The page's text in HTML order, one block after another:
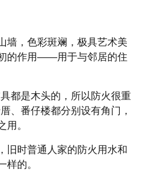
墙，色彩斑斓，极具艺术美
的作用——用于与邻居的住
都是木头的，所以防火很重
、番仔楼都分别设有角门，
用。
旧时普通人家的防火用水和
样的。